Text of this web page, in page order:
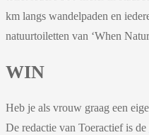
km langs wandelpaden en
natuurtoiletten van ‘When
WIN
Heb je als vrouw graag een
De redactie van Toeractief is de